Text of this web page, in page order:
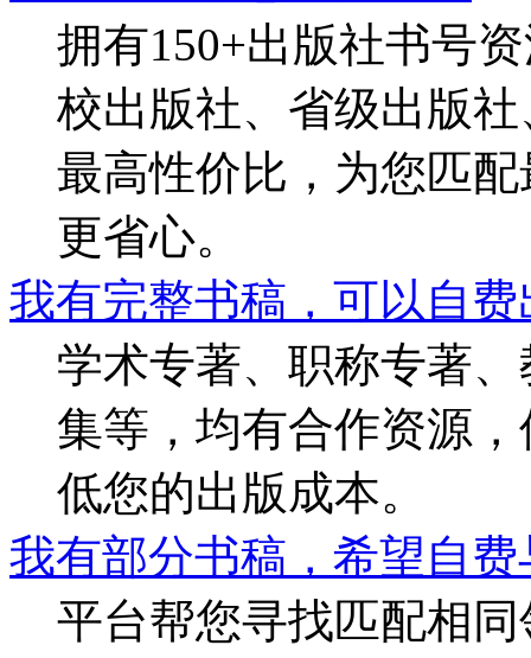
拥有150+出版社书号
校出版社、省级出版
最高性价比，为您匹
更省心。
我有完整书稿，可以自
学术专著、职称专著
集等，均有合作资源
低您的出版成本。
我有部分书稿，希望自
平台帮您寻找匹配相